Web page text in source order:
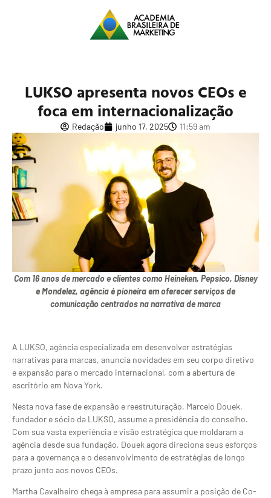
LUKSO apresenta novos CEOs e
foca em internacionalização
Redação junho 17, 2025 11:59 am
Com 16 anos de mercado e clientes como Heineken, Pepsico, Disney
e Mondelez, agência é pioneira em oferecer serviços de
comunicação centrados na narrativa de marca
A LUKSO, agência especializada em desenvolver estratégias
narrativas para marcas, anuncia novidades em seu corpo diretivo
e expansão para o mercado internacional, com a abertura de
escritório em Nova York.
Nesta nova fase de expansão e reestruturação, Marcelo Douek,
fundador e sócio da LUKSO, assume a presidência do conselho.
Com sua vasta experiência e visão estratégica que moldaram a
agência desde sua fundação, Douek agora direciona seus esforços
para a governança e o desenvolvimento de estratégias de longo
prazo junto aos novos CEOs.
Martha Cavalheiro chega à empresa para assumir a posição de Co-